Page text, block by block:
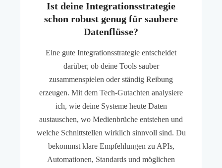
Ist deine Integrationsstrategie
schon robust genug für saubere
Datenflüsse?
Eine gute Integrationsstrategie entscheidet
darüber, ob deine Tools sauber
zusammenspielen oder ständig Reibung
erzeugen. Mit dem Tech-Gutachten analysiere
ich, wie deine Systeme heute Daten
austauschen, wo Medienbrüche entstehen und
welche Schnittstellen wirklich sinnvoll sind. Du
bekommst klare Empfehlungen zu APIs,
Automationen, Standards und möglichen